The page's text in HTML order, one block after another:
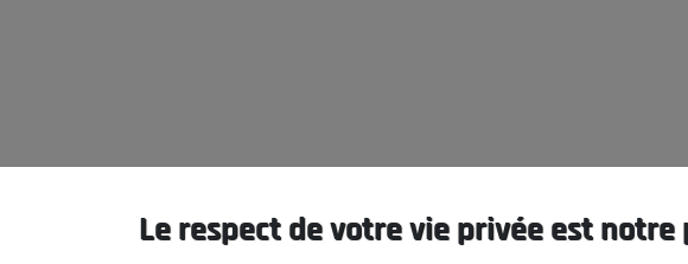
Le CNESE Informations
Le respect de votre vie privée est